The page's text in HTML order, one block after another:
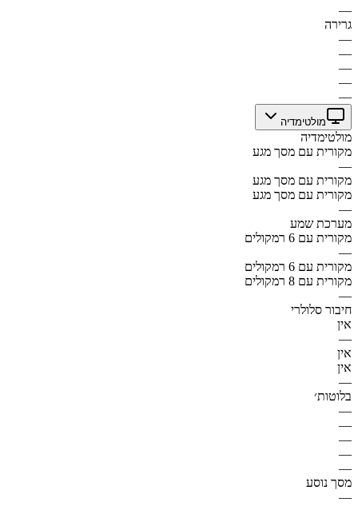
—
גרירה
—
—
—
—
—
מולטימדיה
מולטימדיה
מקורית עם מסך מגע
—
מקורית עם מסך מגע
מקורית עם מסך מגע
—
מערכת שמע
מקורית עם 6 רמקולים
—
מקורית עם 6 רמקולים
מקורית עם 8 רמקולים
—
חיבור סלולרי
אין
—
אין
אין
—
בלוטות׳
—
—
—
—
—
מסך נוסע
—